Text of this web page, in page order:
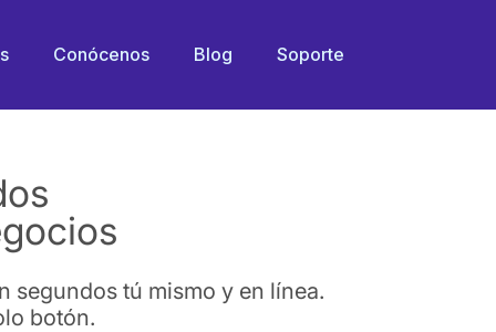
Conócenos Blog Soporte
segundos tú mismo y en línea.
botón.